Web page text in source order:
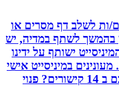
לשלב דף מסרים או
לשתף במדיה, יש
ישותף על ידינו
במיניסייט אישי
שיחשוף את כל הקמפיין שלכם ב 14 קישורים? פנוי